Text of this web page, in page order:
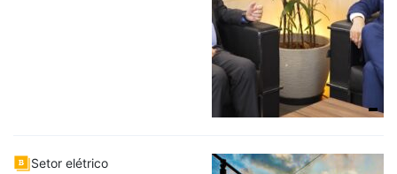
Setor elétrico